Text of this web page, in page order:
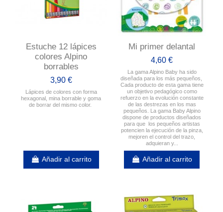
Estuche 12 lápices
colores Alpino
borrables
3,90 €
Lápices de colores con forma
hexagonal, mina borrable y goma
de borrar del mismo color.
Añadir al carrito
Mi primer delantal
4,60 €
La gama Alpino Baby ha sido
diseñada para los más pequeños,
Cada producto de esta gama tiene
un objetivo pedagógico como
refuerzo en la evolución constante
de las destrezas en los mas
pequeños. La gama Baby Alpino
dispone de productos diseñados
para que los pequeños artistas
potencien la ejecución de la pinza,
mejoren el control del trazo,
adquieran y...
Añadir al carrito